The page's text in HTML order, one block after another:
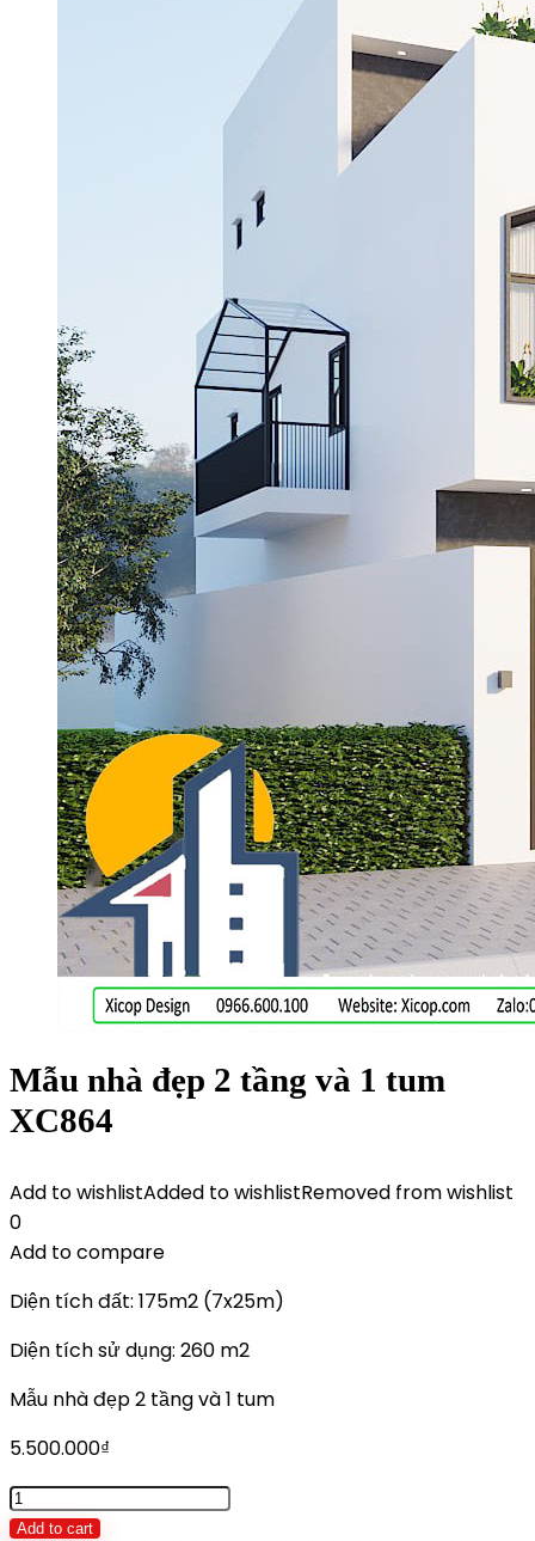
Mẫu nhà đẹp 2 tầng và 1 tum
XC864
Add to wishlistAdded to wishlistRemoved from wishlist
0
Add to compare
Diện tích đất: 175m2 (7x25m)
Diện tích sử dụng: 260 m2
Mẫu nhà đẹp 2 tầng và 1 tum
5.500.000₫
Mẫu
nhà
Add to cart